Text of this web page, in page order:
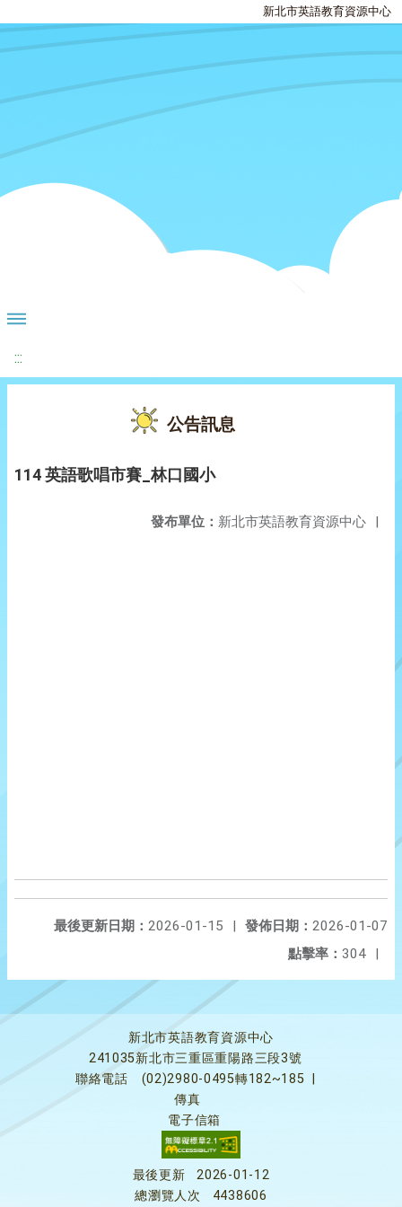
新北市英語教育資源中心
:::
公告訊息
114 英語歌唱市賽_林口國小
發布單位： 新北市英語教育資源中心 |
發佈日期： 2026-01-07
最後更新日期： 2026-01-15
|
點擊率： 304 |
新北市英語教育資源中心
241035新北市三重區重陽路三段3號
聯絡電話
(02)2980-0495轉182~185
傳真
電子信箱
最後更新
2026-01-12
總瀏覽人次
4438606